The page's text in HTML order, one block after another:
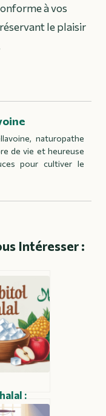
à vos
le plaisir
naturopathe
de vie et heureuse
pour cultiver le
Intéresser :
:
vous